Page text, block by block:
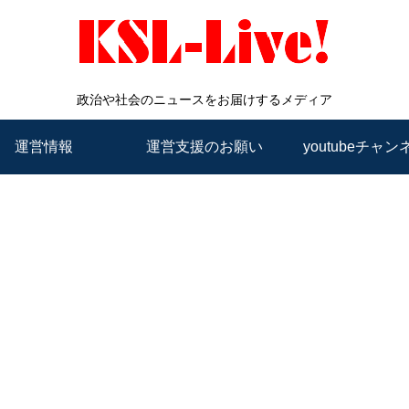
政治や社会のニュースをお届けするメディア
運営情報 運営支援のお願い youtubeチャン